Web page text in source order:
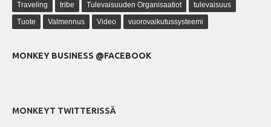
Traveling
tribe Tulevaisuuden Organisaatiot
tulevaisuus
Tuote
Valmennus Video vuorovaikutussysteemi
MONKEY BUSINESS @FACEBOOK
MONKEYT TWITTERISSÄ